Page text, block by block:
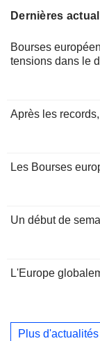
Dernières
Bourses
tensions dans le
Après les
Les Bourses
Un début de
L'Europe
Plus d'actualités